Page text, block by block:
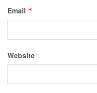
Email *
Website